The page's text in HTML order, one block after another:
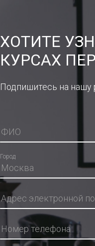
ХОТИТЕ
КУРСАХ
Подпишитесь на нашу
Город